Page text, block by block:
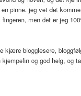
pinne. jeg vet det
fingeren, men det er jeg
kjære blogglesere,
kjempefin og god helg, og